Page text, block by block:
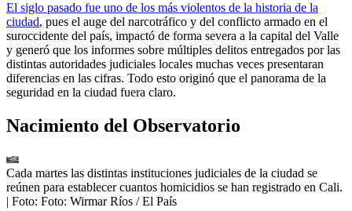
El siglo pasado fue uno de los más violentos de la historia de la
ciudad, pues el auge del narcotráfico y del conflicto armado en el
suroccidente del país, impactó de forma severa a la capital del Valle
y generó que los informes sobre múltiples delitos entregados por las
distintas autoridades judiciales locales muchas veces presentaran
diferencias en las cifras. Todo esto originó que el panorama de la
seguridad en la ciudad fuera claro.
Nacimiento del Observatorio
Cada martes las distintas instituciones judiciales de la ciudad se
reúnen para establecer cuantos homicidios se han registrado en Cali.
| Foto: Foto: Wirmar Ríos / El País